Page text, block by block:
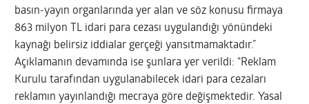
basın-yayın organlarında yer alan ve söz konusu firmaya
863 milyon TL idari para cezası uygulandığı yönündeki
kaynağı belirsiz iddialar gerçeği yansıtmamaktadır.”
Açıklamanın devamında ise şunlara yer verildi: “Reklam
Kurulu tarafından uygulanabilecek idari para cezaları
reklamın yayınlandığı mecraya göre değişmektedir. Yasal